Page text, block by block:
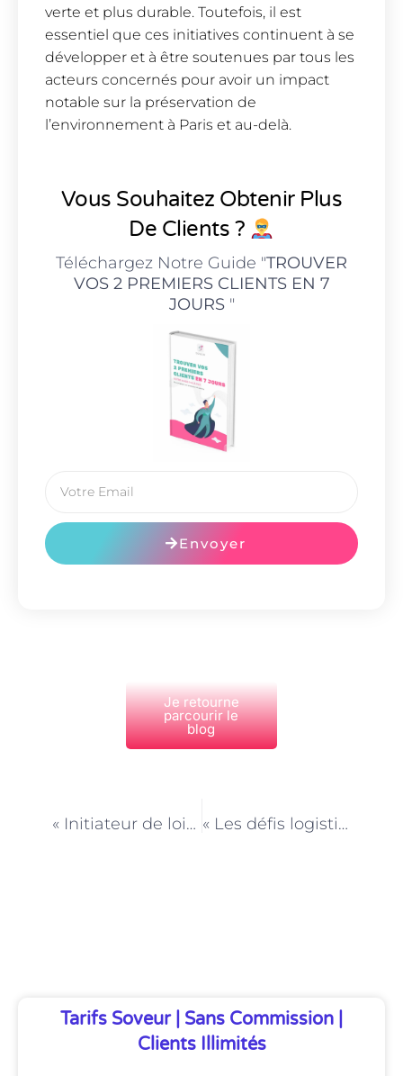
verte et plus durable. Toutefois, il est
essentiel que ces initiatives continuent à se
développer et à être soutenues par tous les
acteurs concernés pour avoir un impact
notable sur la préservation de
l’environnement à Paris et au-delà.
Vous Souhaitez Obtenir Plus
De Clients ?
Téléchargez Notre Guide "TROUVER
VOS 2 PREMIERS CLIENTS EN 7
JOURS"
Envoyer
Je retourne
parcourir le
blog
« Initiateur de loisirs à Paris : des parcours sur mesure pour tous les âges » « Les défis logistiques des initiés de loisirs à Paris : comment s’organisent-ils ? »
Tarifs Soveur | Sans Commission |
Clients Illimités